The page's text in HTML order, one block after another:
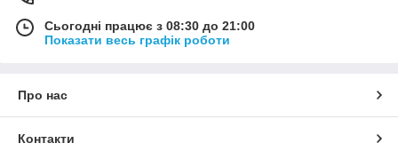
Сьогодні працює з 08:30 до 21:00
Показати весь графік роботи
Про нас
Контакти